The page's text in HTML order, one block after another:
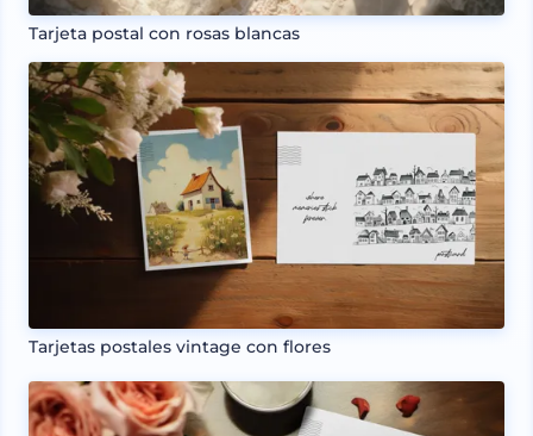
Tarjeta postal con rosas blancas
Tarjetas postales vintage con flores